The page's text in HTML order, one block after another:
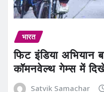
भारत
फिट इंडिया
कॉमनवेल्थ गेम्स में
Satvik Samachar